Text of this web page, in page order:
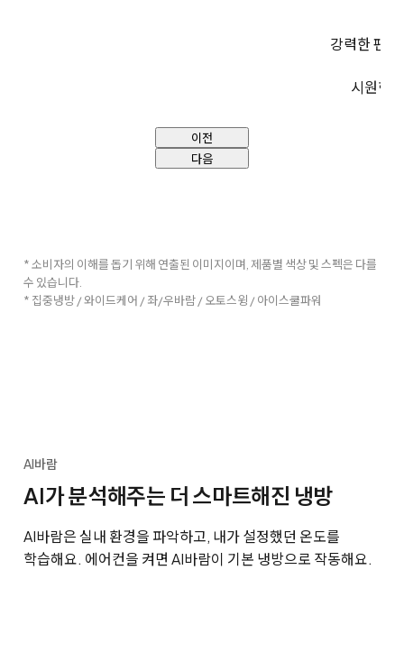
강력한 팬
시원한
이전
다음
* 소비자의 이해를 돕기 위해 연출된 이미지이며, 제품별 색상 및 스펙은 다를
수 있습니다.
* 집중냉방 / 와이드케어 / 좌/우바람 / 오토스윙 / 아이스쿨파워
AI바람
AI가 분석해주는 더 스마트해진 냉방
AI바람은 실내 환경을 파악하고, 내가 설정했던 온도를
학습해요. 에어컨을 켜면 AI바람이 기본 냉방으로 작동해요.